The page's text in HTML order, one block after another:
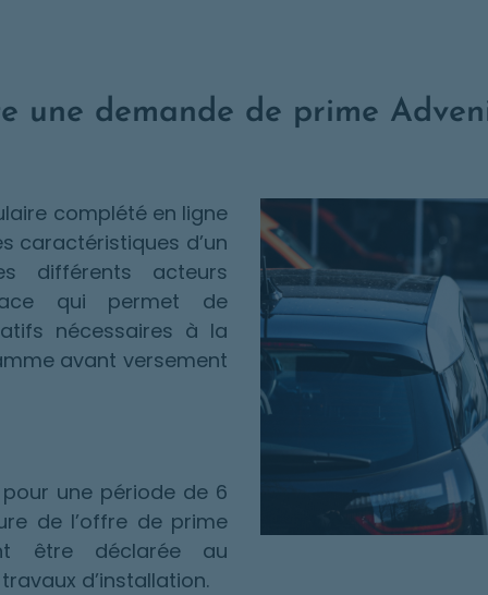
une demande de prime
complété en ligne
caractéristiques d’un
différents acteurs
qui permet de
nécessaires à la
avant versement
une période de 6
de l’offre de prime
être déclarée au
d’installation.